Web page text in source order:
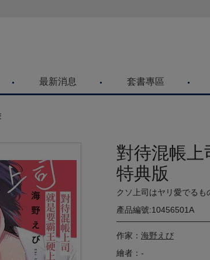
了！請各位喜歡青文購物網的朋友們，提高警覺！
最新消息 套書專區
對待混帳上
特典版
クソ上司はヤリ愛でるも
產品編號:10456501A
作家： 海野えび
繪者：-